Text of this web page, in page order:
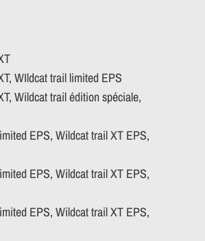
WIldcat trail limited EPS
Wildcat trail édition spéciale,
EPS, Wildcat trail XT EPS,
EPS, Wildcat trail XT EPS,
EPS, Wildcat trail XT EPS,